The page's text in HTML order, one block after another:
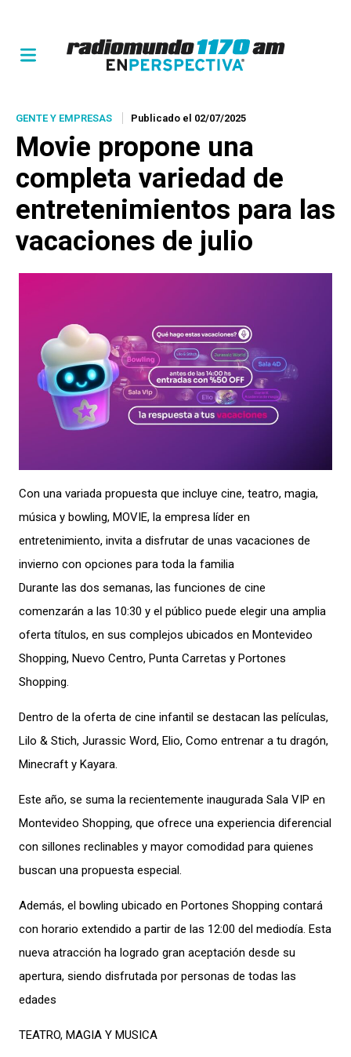
GENTE Y EMPRESAS Publicado el 02/07/2025
Movie propone una
completa variedad de
entretenimientos para las
vacaciones de julio
Con una variada propuesta que incluye cine, teatro, magia,
música y bowling, MOVIE, la empresa líder en
entretenimiento, invita a disfrutar de unas vacaciones de
invierno con opciones para toda la familia
Durante las dos semanas, las funciones de cine
comenzarán a las 10:30 y el público puede elegir una amplia
oferta títulos, en sus complejos ubicados en Montevideo
Shopping, Nuevo Centro, Punta Carretas y Portones
Shopping.
Dentro de la oferta de cine infantil se destacan las películas,
Lilo & Stich, Jurassic Word, Elio, Como entrenar a tu dragón,
Minecraft y Kayara.
Este año, se suma la recientemente inaugurada Sala VIP en
Montevideo Shopping, que ofrece una experiencia diferencial
con sillones reclinables y mayor comodidad para quienes
buscan una propuesta especial.
Además, el bowling ubicado en Portones Shopping contará
con horario extendido a partir de las 12:00 del mediodía. Esta
nueva atracción ha logrado gran aceptación desde su
apertura, siendo disfrutada por personas de todas las
edades
TEATRO, MAGIA Y MUSICA